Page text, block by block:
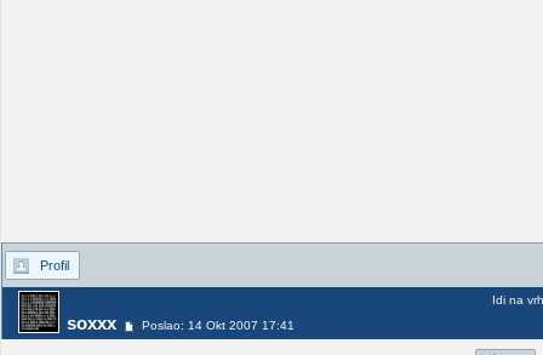
Profil
soxxx Poslao: 14 Okt 2007 17:41
Idi na vrh